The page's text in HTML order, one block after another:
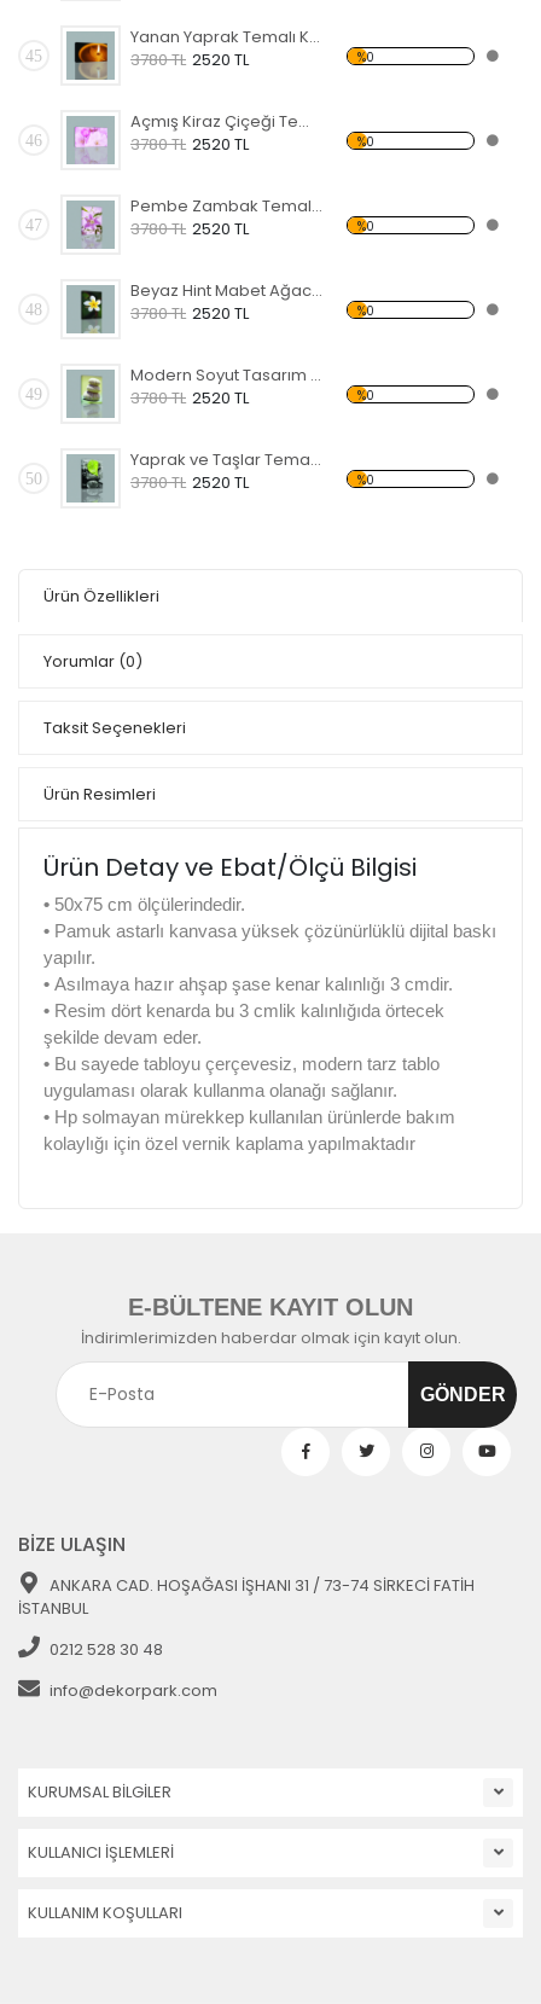
45
Yanan Yaprak Temalı Kanvas Tablo
3780 TL 2520 TL %0
46
Açmış Kiraz Çiçeği Temalı Kanvas Tablo
3780 TL 2520 TL %0
47
Pembe Zambak Temalı Kanvas Tablo
3780 TL 2520 TL %0
48
Beyaz Hint Mabet Ağacı Kanvas Tablo
3780 TL 2520 TL %0
49
Modern Soyut Tasarım 40 Kanvas Tablo
3780 TL 2520 TL %0
50
Yaprak ve Taşlar Temalı Kanvas Tablo
3780 TL 2520 TL %0
Ürün Özellikleri
Yorumlar (0)
Taksit Seçenekleri
Ürün Resimleri
Ürün Detay ve Ebat/Ölçü Bilgisi
• 50x75 cm ölçülerindedir.
• Pamuk astarlı kanvasa yüksek çözünürlüklü dijital baskı
yapılır.
• Asılmaya hazır ahşap şase kenar kalınlığı 3 cmdir.
• Resim dört kenarda bu 3 cmlik kalınlığıda örtecek
şekilde devam eder.
• Bu sayede tabloyu çerçevesiz, modern tarz tablo
uygulaması olarak kullanma olanağı sağlanır.
• Hp solmayan mürekkep kullanılan ürünlerde bakım
kolaylığı için özel vernik kaplama yapılmaktadır
E-BÜLTENE KAYIT OLUN
İndirimlerimizden haberdar olmak için kayıt olun.
BİZE ULAŞIN
ANKARA CAD. HOŞAĞASI İŞHANI 31 / 73-74 SİRKECİ FATİH
İSTANBUL
0212 528 30 48
info@dekorpark.com
KURUMSAL BİLGİLER
KULLANICI İŞLEMLERİ
KULLANIM KOŞULLARI